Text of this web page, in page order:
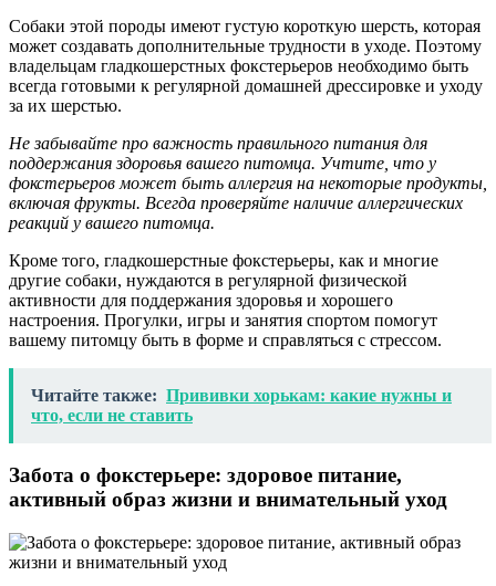
Собаки этой породы имеют густую короткую шерсть, которая
может создавать дополнительные трудности в уходе. Поэтому
владельцам гладкошерстных фокстерьеров необходимо быть
всегда готовыми к регулярной домашней дрессировке и уходу
за их шерстью.
Не забывайте про важность правильного питания для
поддержания здоровья вашего питомца. Учтите, что у
фокстерьеров может быть аллергия на некоторые продукты,
включая фрукты. Всегда проверяйте наличие аллергических
реакций у вашего питомца.
Кроме того, гладкошерстные фокстерьеры, как и многие
другие собаки, нуждаются в регулярной физической
активности для поддержания здоровья и хорошего
настроения. Прогулки, игры и занятия спортом помогут
вашему питомцу быть в форме и справляться с стрессом.
Читайте также: Прививки хорькам: какие нужны и
что, если не ставить
Забота о фокстерьере: здоровое питание,
активный образ жизни и внимательный уход